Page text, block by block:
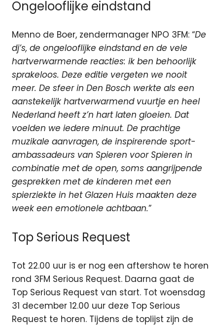
Ongelooflijke eindstand
Menno de Boer, zendermanager NPO 3FM: “De
dj’s, de ongelooflijke eindstand en de vele
hartverwarmende reacties: ik ben behoorlijk
sprakeloos. Deze editie vergeten we nooit
meer. De sfeer in Den Bosch werkte als een
aanstekelijk hartverwarmend vuurtje en heel
Nederland heeft z’n hart laten gloeien. Dat
voelden we iedere minuut. De prachtige
muzikale aanvragen, de inspirerende sport-
ambassadeurs van Spieren voor Spieren in
combinatie met de open, soms aangrijpende
gesprekken met de kinderen met een
spierziekte in het Glazen Huis maakten deze
week een emotionele achtbaan.”
Top Serious Request
Tot 22.00 uur is er nog een aftershow te horen
rond 3FM Serious Request. Daarna gaat de
Top Serious Request van start. Tot woensdag
31 december 12.00 uur deze Top Serious
Request te horen. Tijdens de toplijst zijn de